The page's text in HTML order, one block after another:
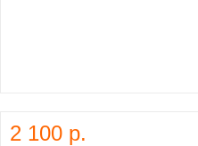
2 100 р.